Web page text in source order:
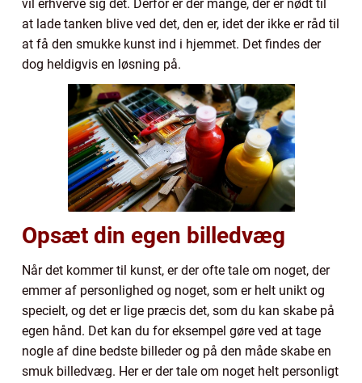
vil erhverve sig det. Derfor er der mange, der er nødt til
at lade tanken blive ved det, den er, idet der ikke er råd til
at få den smukke kunst ind i hjemmet. Det findes der
dog heldigvis en løsning på.
Opsæt din egen billedvæg
Når det kommer til kunst, er der ofte tale om noget, der
emmer af personlighed og noget, som er helt unikt og
specielt, og det er lige præcis det, som du kan skabe på
egen hånd. Det kan du for eksempel gøre ved at tage
nogle af dine bedste billeder og på den måde skabe en
smuk billedvæg. Her er der tale om noget helt personligt